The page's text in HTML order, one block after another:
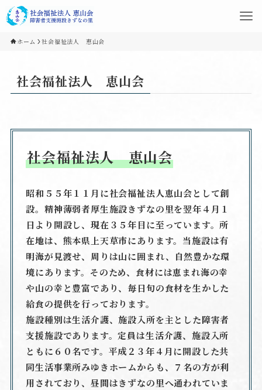
ホーム 社会福祉法人 恵山会
社会福祉法人 恵山会
社会福祉法人 恵山会
昭和５５年１１月に社会福祉法人恵山会として創
設。精神薄弱者厚生施設きずなの里を翌年４月１
日より開設し、現在３５年目に至っています。所
在地は、熊本県上天草市にあります。当施設は有
明海が見渡せ、周りは山に囲まれ、自然豊かな環
境にあります。そのため、食材には恵まれ海の幸
や山の幸と豊富であり、毎日旬の食材を生かした
給食の提供を行っております。
施設種別は生活介護、施設入所を主とした障害者
支援施設であります。定員は生活介護、施設入所
ともに６０名です。平成２３年４月に開設した共
同生活事業所みゆきホームからも、７名の方が利
用されており、昼間はきずなの里へ通われていま